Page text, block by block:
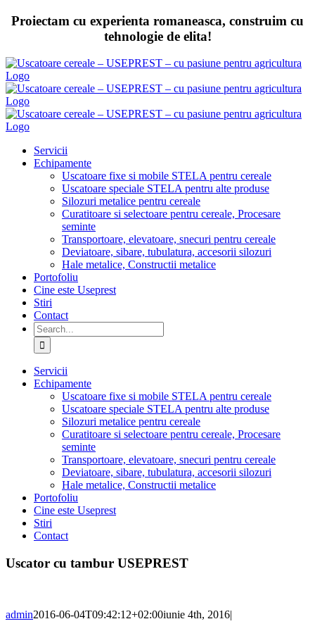
Skip
Proiectam cu experienta romaneasca, construim cu
tehnologie de elita!
Servicii
Echipamente
Uscatoare fixe si mobile STELA pentru cereale
Uscatoare speciale STELA pentru alte produse
Silozuri metalice pentru cereale
Curatitoare si selectoare pentru cereale, Procesare
seminte
Transportoare, elevatoare, snecuri pentru cereale
Deviatoare, sibare, tubulatura, accesorii silozuri
Hale metalice, Constructii metalice
Portofoliu
Cine este Useprest
Stiri
Contact
Search
for:
Servicii
Echipamente
Uscatoare fixe si mobile STELA pentru cereale
Uscatoare speciale STELA pentru alte produse
Silozuri metalice pentru cereale
Curatitoare si selectoare pentru cereale, Procesare
seminte
Transportoare, elevatoare, snecuri pentru cereale
Deviatoare, sibare, tubulatura, accesorii silozuri
Hale metalice, Constructii metalice
Portofoliu
Cine este Useprest
Stiri
Contact
Uscator cu tambur USEPREST
admin2016-06-04T09:42:12+02:00iunie 4th, 2016|